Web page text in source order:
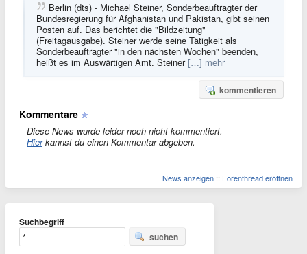
Berlin (dts) - Michael Steiner, Sonderbeauftragter der
Bundesregierung für Afghanistan und Pakistan, gibt seinen
Posten auf. Das berichtet die "Bildzeitung"
(Freitagausgabe). Steiner werde seine Tätigkeit als
Sonderbeauftragter "in den nächsten Wochen" beenden,
heißt es im Auswärtigen Amt. Steiner […] mehr
kommentieren
Kommentare
Diese News wurde leider noch nicht kommentiert.
Hierkannst du einen Kommentar abgeben.
News anzeigen :: Forenthread eröffnen
Suchbegriff
suchen